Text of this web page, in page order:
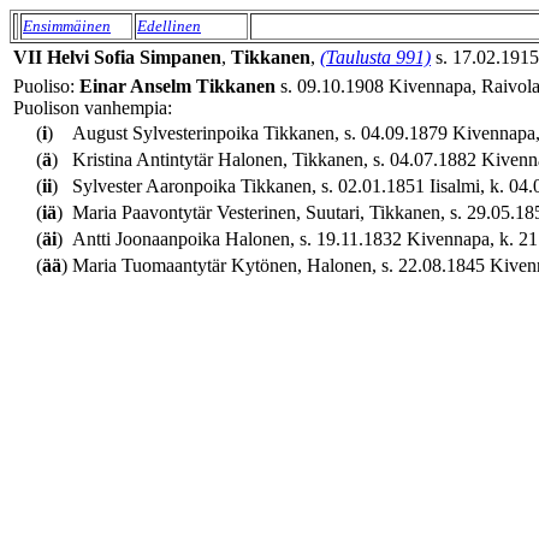
Ensimmäinen Edellinen
VII Helvi Sofia Simpanen, Tikkanen, (Taulusta 991) s.
Puoliso: Einar Anselm Tikkanen s. 09.10.1908 Kivennapa,
Puolison vanhempia:
(i)
August Sylvesterinpoika Tikkanen, s. 04.09.1879
(ä)
Kristina Antintytär Halonen, Tikkanen, s. 04.07.1882
(ii)
Sylvester Aaronpoika Tikkanen, s. 02.01.1851 Iisalmi, k.
(iä) Maria Paavontytär Vesterinen, Suutari, Tikkanen, s.
(äi) Antti Joonaanpoika Halonen, s. 19.11.1832 Kivennapa, k.
(ää) Maria Tuomaantytär Kytönen, Halonen, s. 22.08.1845